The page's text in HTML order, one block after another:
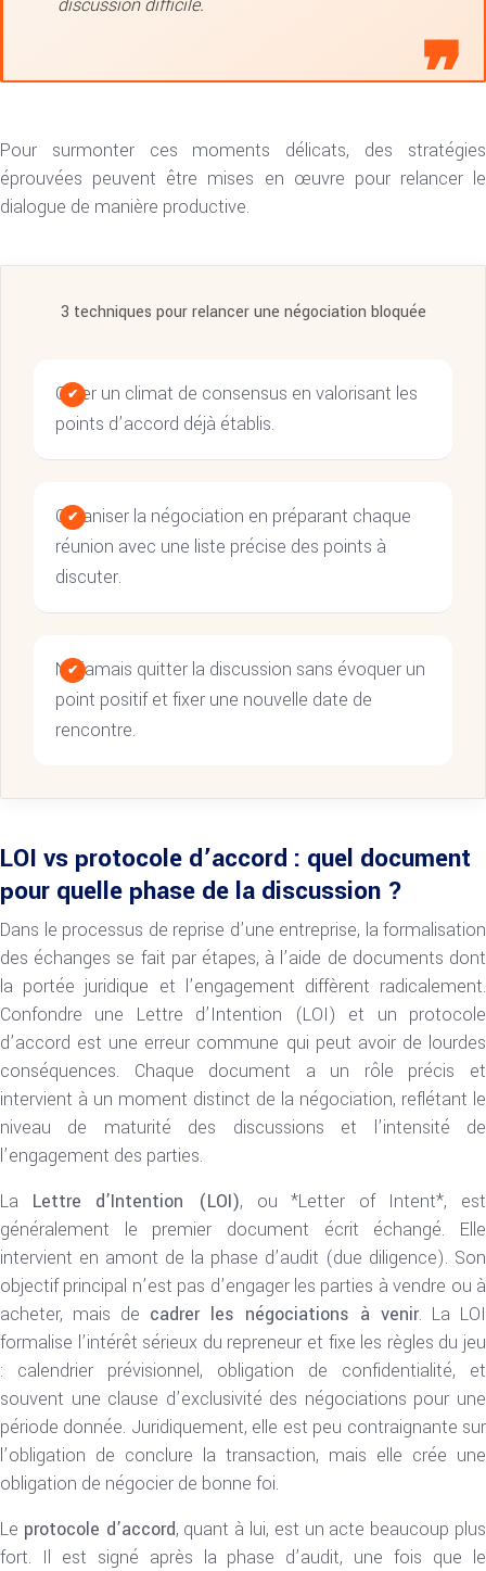
Pour surmonter ces moments délicats, des stratégies
éprouvées peuvent être mises en œuvre pour relancer le
dialogue de manière productive.
3 techniques pour relancer une négociation bloquée
Créer un climat de consensus en valorisant les
points d’accord déjà établis.
Organiser la négociation en préparant chaque
réunion avec une liste précise des points à
discuter.
Ne jamais quitter la discussion sans évoquer un
point positif et fixer une nouvelle date de
rencontre.
LOI vs protocole d’accord : quel document
pour quelle phase de la discussion ?
Dans le processus de reprise d’une entreprise, la formalisation
des échanges se fait par étapes, à l’aide de documents dont
la portée juridique et l’engagement diffèrent radicalement.
Confondre une Lettre d’Intention (LOI) et un protocole
d’accord est une erreur commune qui peut avoir de lourdes
conséquences. Chaque document a un rôle précis et
intervient à un moment distinct de la négociation, reflétant le
niveau de maturité des discussions et l’intensité de
l’engagement des parties.
La Lettre d’Intention (LOI), ou *Letter of Intent*, est
généralement le premier document écrit échangé. Elle
intervient en amont de la phase d’audit (due diligence). Son
objectif principal n’est pas d’engager les parties à vendre ou à
acheter, mais de cadrer les négociations à venir. La LOI
formalise l’intérêt sérieux du repreneur et fixe les règles du jeu
: calendrier prévisionnel, obligation de confidentialité, et
souvent une clause d’exclusivité des négociations pour une
période donnée. Juridiquement, elle est peu contraignante sur
l’obligation de conclure la transaction, mais elle crée une
obligation de négocier de bonne foi.
Le protocole d’accord, quant à lui, est un acte beaucoup plus
fort. Il est signé après la phase d’audit, une fois que le